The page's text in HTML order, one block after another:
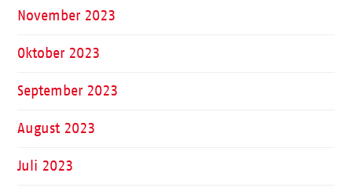
November 2023
Oktober 2023
September 2023
August 2023
Juli 2023